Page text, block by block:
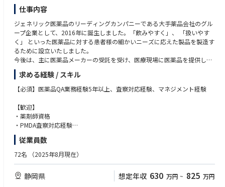
仕事内容
ジェネリック医薬品のリーディングカンパニーである大手薬品会社のグル
ープ企業として、2016年に誕生しました。「飲みやすく」、 「扱いやす
く」 といった医薬品に対する患者様の細かいニーズに応えた製品を製造す
るために設立いたしました。
今後は、主に医薬品メーカーの受託を受け、医療現場に医薬品を提供して
いきます。
2020年に工場・設備を新設し、「健康経営優良法人(中小規模法人部門)」
認定を受けており、 キャリア構築と長期的に安心して働ける職場環境で
◆業務内容
品質保証部門の責任者としてGMP品質保証業務全般およびメンバーのマネ
・品質保証部門の運営管理[三里1.1]
・メンバー育成・評価
・GMP文化の醸成
求める経験 / スキル
【必須】医薬品QA業務経験5年以上、査察対応経験、マネジメント経験
【歓迎】
・薬剤師資格
・PMDA査察対応経験
・県薬務課査察対応
・顧客監査対応
・品質システム構築経験
従業員数
72名 （2025年8月現在）
静岡県 想定年収 630 万円 ~ 825 万円